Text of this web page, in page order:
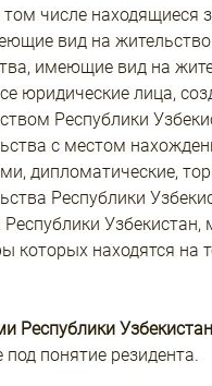
том числе находящиеся
вид на жительство
имеющие вид на
юридические лица,
Республики
с местом
дипломатические,
Республики
которых находятся на
Республики Узбекистан
понятие резидента.